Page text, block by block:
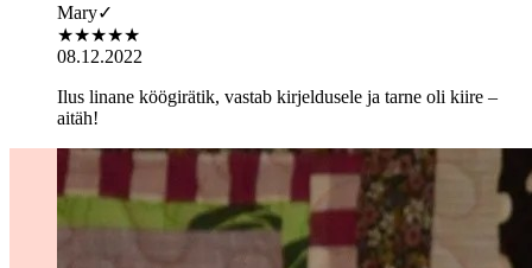
Mary✓
★★★★★
08.12.2022
Ilus linane köögirätik, vastab kirjeldusele ja tarne oli kiire –
aitäh!